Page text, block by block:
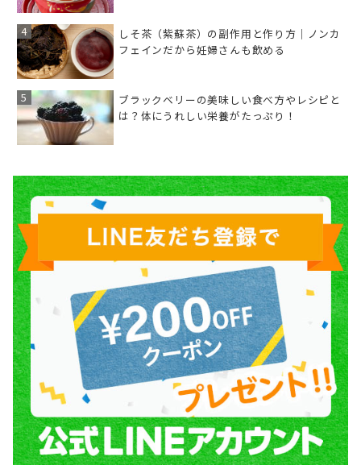
しそ茶（紫蘇茶）の副作用と作り方｜ノンカ
フェインだから妊婦さんも飲める
ブラックベリーの美味しい食べ方やレシピと
は？体にうれしい栄養がたっぷり！